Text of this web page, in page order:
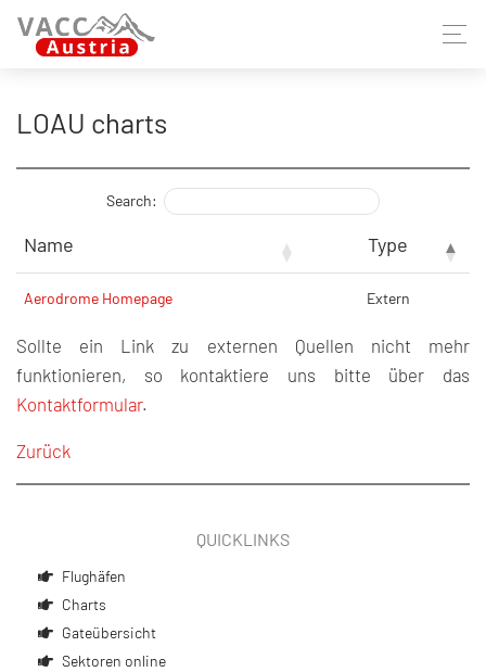
QUICKLINKS
Flughäfen
Charts
Gateübersicht
Sektoren online
LOAU charts
Search:
Name Type
Aerodrome Homepage Extern
Sollte ein Link zu externen Quellen nicht mehr
funktionieren, so kontaktiere uns bitte über das
Kontaktformular.
Zurück